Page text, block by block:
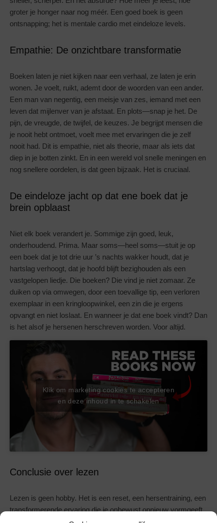
groter je honger naar nog méér. Een goed boek is geen
ontsnapping; het is mentale cardio met eindeloze levels.
Empathie: De onzichtbare transformatie
Boeken laten je niet kijken naar een verhaal, ze laten je erin
wonen. Je voelt, ruikt, ademt door de woorden van een ander.
Een man van negentig, een meisje van zes, iemand met een
leven dat mijlenver van je afstaat. En plots—snap je het. De
pijn, de vreugde, de twijfel, de keuzes. Je begrijpt mensen die
je nooit hebt ontmoet, voelt mee met ervaringen die je zelf
nooit had. Dit is empathie, niet als theorie, maar als iets dat
diep in je botten zinkt. En in een wereld vol snelle meningen en
nog snellere oordelen, is dat geen bijzaak. Het is cruciaal.
De eindeloze jacht op dat ene boek dat je
brein opblaast
Niet elk boek verandert je. Sommige zijn goed, leuk,
onderhoudend. Prima. Maar soms—heel soms—stuit je op
een boek dat je tot drie uur ’s nachts wakker houdt, dat je
hartslag verhoogt, dat je hoofd blijft bezighouden als een
vastgelopen liedje. Die boeken? Die vind je niet zomaar. Ze
duiken op via omwegen, door een toevallige tip, een verloren
exemplaar in een kringloopwinkel, een zin die je ergens
opvangt en niet loslaat. En wanneer je dat ene boek vindt? Dan
is het alsof je hersenen herschreven worden. Voor altijd.
Klik om marketing cookies te accepteren
en deze inhoud in te schakelen
Conclusie over lezen
Lezen is geen hobby. Het is een reset, een hersentraining, een
transformerende ervaring die je onbewust opnieuw vormgeeft.